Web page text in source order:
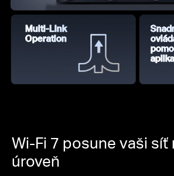
Multi-Link
Operation
Wi-Fi 7 posune vaši síť
úroveň